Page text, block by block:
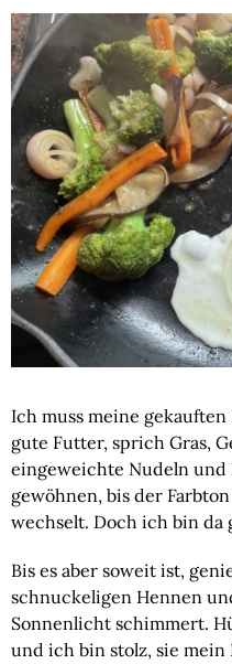
Ich muss meine
gute Futter, sprich Gras,
eingeweichte Nudeln
gewöhnen, bis der
wechselt. Doch ich bin da
Bis es aber soweit ist,
schnuckeligen Hennen
Sonnenlicht schimmert.
und ich bin stolz, sie